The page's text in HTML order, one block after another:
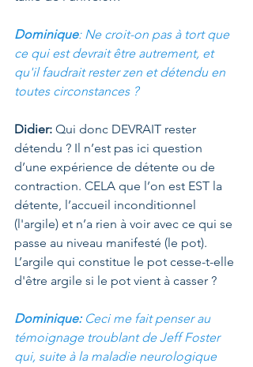
Dominique: Ne croit-on pas à tort que
ce qui est devrait être autrement, et
qu'il faudrait rester zen et détendu en
toutes circonstances ?
Didier: Qui donc DEVRAIT rester
détendu ? Il n’est pas ici question
d’une expérience de détente ou de
contraction. CELA que l’on est EST la
détente, l’accueil inconditionnel
(l'argile) et n’a rien à voir avec ce qui se
passe au niveau manifesté (le pot).
L’argile qui constitue le pot cesse-t-elle
d'être argile si le pot vient à casser ?
Dominique: Ceci me fait penser au
témoignage troublant de Jeff Foster
qui, suite à la maladie neurologique